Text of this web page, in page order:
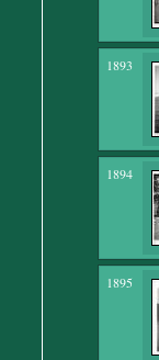
1893
1894
1895